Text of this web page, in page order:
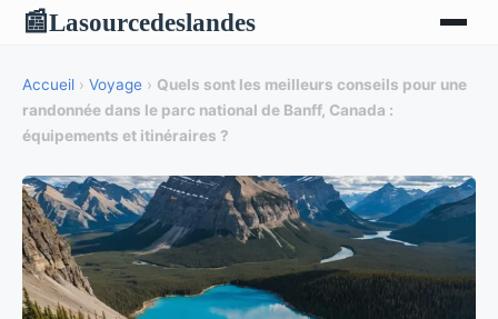
📰Lasourcedeslandes
Accueil › Voyage › Quels sont les meilleurs conseils pour une
randonnée dans le parc national de Banff, Canada :
équipements et itinéraires ?